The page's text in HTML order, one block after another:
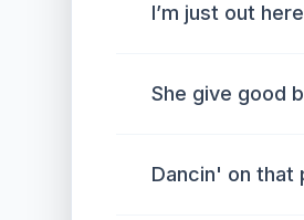
I’m just out
She give good
Dancin' on that